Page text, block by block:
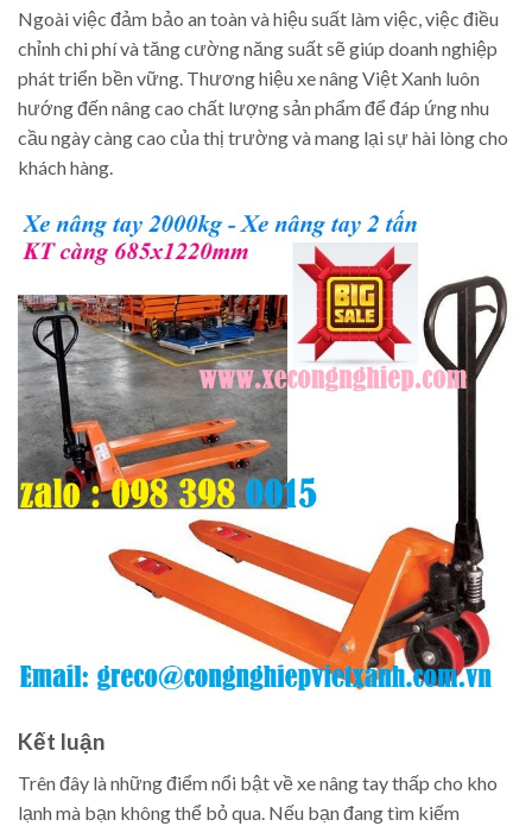
Ngoài việc đảm bảo an toàn và hiệu suất làm việc, việc điều
chỉnh chi phí và tăng cường năng suất sẽ giúp doanh nghiệp
phát triển bền vững. Thương hiệu xe nâng Việt Xanh luôn
hướng đến nâng cao chất lượng sản phẩm để đáp ứng nhu
cầu ngày càng cao của thị trường và mang lại sự hài lòng cho
khách hàng.
Kết luận
Trên đây là những điểm nổi bật về xe nâng tay thấp cho kho
lạnh mà bạn không thể bỏ qua. Nếu bạn đang tìm kiếm